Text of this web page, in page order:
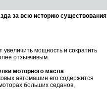
за всю историю существования
мощность и сократить
отзывчивым.
моторного масла
автомашин его содержится
больших седанов,